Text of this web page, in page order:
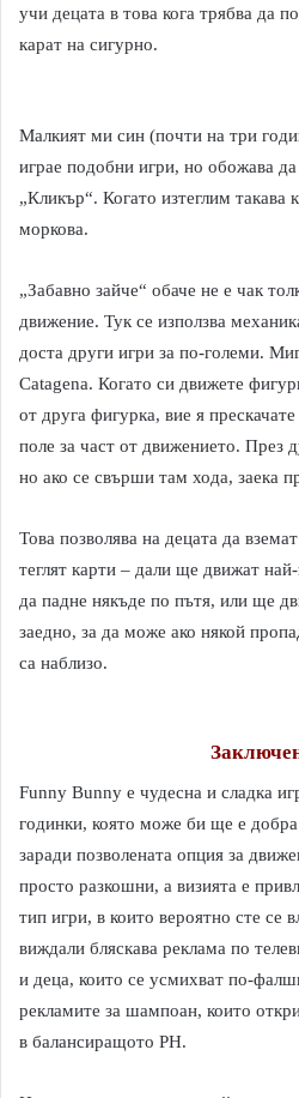
учи децата в това кога трябва да
карат на сигурно.
Малкият ми син (почти на три
играе подобни игри, но обожава
„Кликър“. Когато изтеглим такава
моркова.
„Забавно зайче“ обаче не е чак
движение. Тук се използва
доста други игри за по-големи.
Catagena. Когато си движете
от друга фигурка, вие я
поле за част от движението. През
но ако се свърши там хода, заека
Това позволява на децата да
теглят карти – дали ще движат
да падне някъде по пътя, или ще
заедно, за да може ако някой
са наблизо.
Funny Bunny е чудесна и сладка
годинки, която може би ще е
заради позволената опция за
просто разкошни, а визията е
тип игри, в които вероятно сте се
виждали бляскава реклама по
и деца, които се усмихват по-
рекламите за шампоан, които
в балансиращото PH.